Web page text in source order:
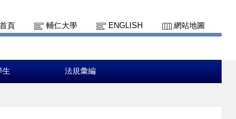
頁 輔仁大學 ENGLISH 網站地圖
生 法規彙編